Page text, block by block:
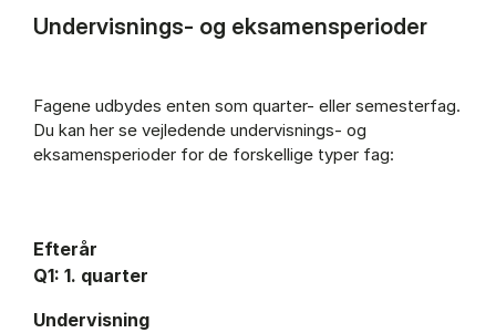
Undervisnings- og eksamensperioder
Fagene udbydes enten som quarter- eller semesterfag.
Du kan her se vejledende undervisnings- og
eksamensperioder for de forskellige typer fag:
Efterår
Q1: 1. quarter
Undervisning